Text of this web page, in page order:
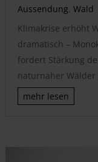
Aussendung, Wald
Klimakrise erhöht
dramatisch –
fordert Stärkung
naturnaher Wälder
mehr lesen